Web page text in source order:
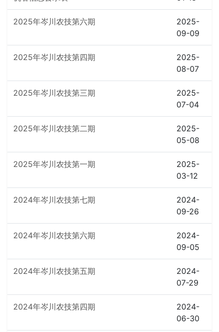
2025年岑川农技第六期
2025-
09-09
2025年岑川农技第四期
2025-
08-07
2025年岑川农技第三期
2025-
07-04
2025年岑川农技第二期
2025-
05-08
2025年岑川农技第一期
2025-
03-12
2024年岑川农技第七期
2024-
09-26
2024年岑川农技第六期
2024-
09-05
2024年岑川农技第五期
2024-
07-29
2024年岑川农技第四期
2024-
06-30